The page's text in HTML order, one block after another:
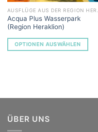
Acqua Plus Wasserpark
(Region Heraklion)
OPTIONEN AUSWÄHLEN
ÜBER UNS